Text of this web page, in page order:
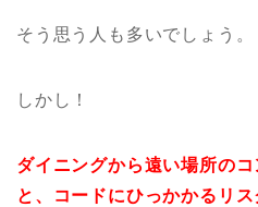
そう思う人も多いでしょう。
しかし！
ダイニングから遠い場所の
と、コードにひっかかるリス